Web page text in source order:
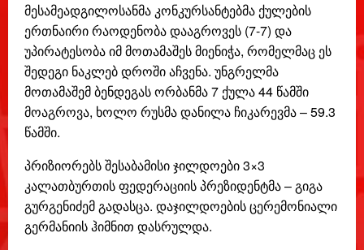
მესამეადგილოსანმა კონკურსანტებმა ქულების
ერთნაირი რაოდენობა დააგროვეს (7-7) და
უპირატესობა იმ მოთამაშეს მიენიჭა, რომელმაც ეს
შედეგი ნაკლებ დროში აჩვენა. უნგრელმა
მოთამაშემ ბენდეგას ორბანმა 7 ქულა 44 წამში
მოაგროვა, ხოლო რუსმა დანილა ჩიკარევმა – 59.3
წამში.
პრიზიორებს შესაბამისი ჯილდოები 3×3
კალათბურთის ფედერაციის პრეზიდენტმა – გიგა
გურგენიძემ გადასცა. დაჯილდოების ცერემონიალი
გერმანიის ჰიმნით დასრულდა.